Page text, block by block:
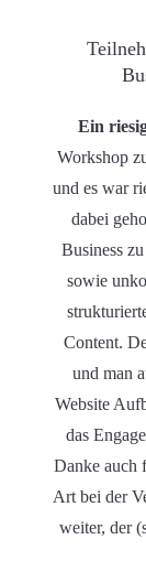
Ein
Workshop
und es war
dabei
Business
sowie
Content.
und man
Website
das
Danke auch
Art bei der
weiter, der